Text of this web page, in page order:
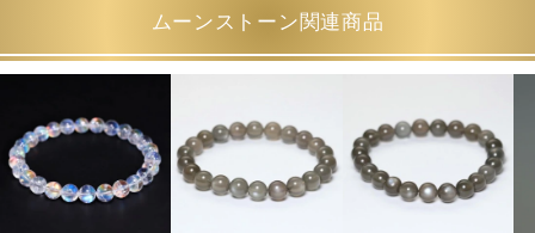
ムーンストーン関連商品